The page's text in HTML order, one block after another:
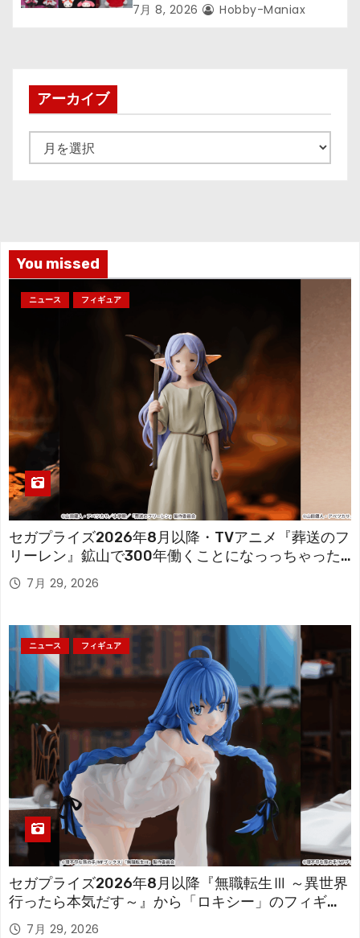
7月 8, 2026 Hobby-Maniax
アーカイブ
ー
You missed
ニュース フィギュア
セガプライズ2026年8月以降・TVアニメ『葬送のフ
リーレン』鉱山で300年働くことになっっちゃった
「フリーレン」を立体化！
7月 29, 2026
ニュース フィギュア
セガプライズ2026年8月以降『無職転生Ⅲ ～異世界
行ったら本気だす～』から「ロキシー」のフィギュ
アが登場！
7月 29, 2026